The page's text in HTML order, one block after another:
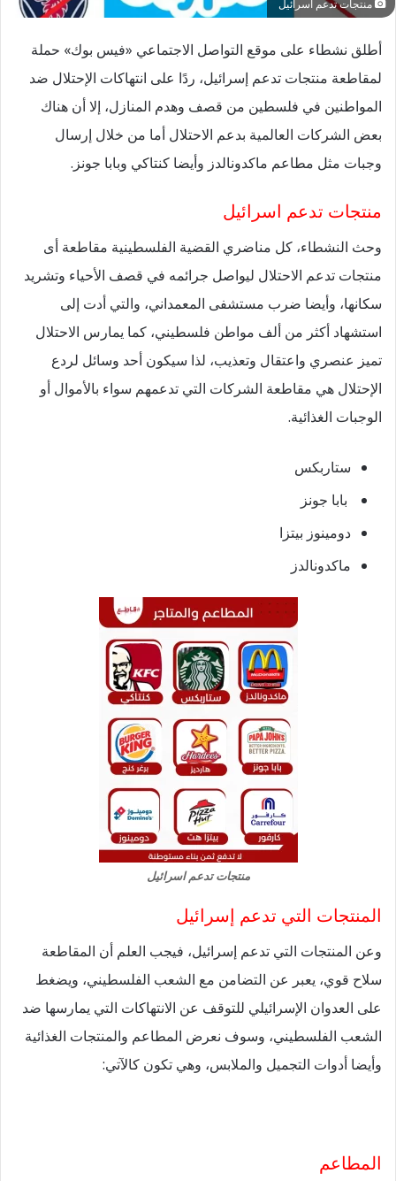
منتجات تدعم اسرائيل
أطلق نشطاء على موقع التواصل الاجتماعي «فيس بوك» حملة
لمقاطعة منتجات تدعم إسرائيل، ردًا على انتهاكات الإحتلال ضد
المواطنين في فلسطين من قصف وهدم المنازل، إلا أن هناك
بعض الشركات العالمية بدعم الاحتلال أما من خلال إرسال
وجبات مثل مطاعم ماكدونالدز وأيضا كنتاكي وبابا جونز.
منتجات تدعم اسرائيل
وحث النشطاء، كل مناضري القضية الفلسطينية مقاطعة أى
منتجات تدعم الاحتلال ليواصل جرائمه في قصف الأحياء وتشريد
سكانها، وأيضا ضرب مستشفى المعمداني، والتي أدت إلى
استشهاد أكثر من ألف مواطن فلسطيني، كما يمارس الاحتلال
تميز عنصري واعتقال وتعذيب، لذا سيكون أحد وسائل لردع
الإحتلال هي مقاطعة الشركات التي تدعمهم سواء بالأموال أو
الوجبات الغذائية.
ستاربكس
بابا جونز
دومينوز بيتزا
ماكدونالدز
منتجات تدعم اسرائيل
المنتجات التي تدعم إسرائيل
وعن المنتجات التي تدعم إسرائيل، فيجب العلم أن المقاطعة
سلاح قوي، يعبر عن التضامن مع الشعب الفلسطيني، ويضغط
على العدوان الإسرائيلي للتوقف عن الانتهاكات التي يمارسها ضد
الشعب الفلسطيني، وسوف نعرض المطاعم والمنتجات الغذائية
وأيضا أدوات التجميل والملابس، وهي تكون كالآتي:
المطاعم